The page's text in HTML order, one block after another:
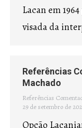
Lacan em
visada da
Referências
Machado
Referências
29 de setembro de
Opção